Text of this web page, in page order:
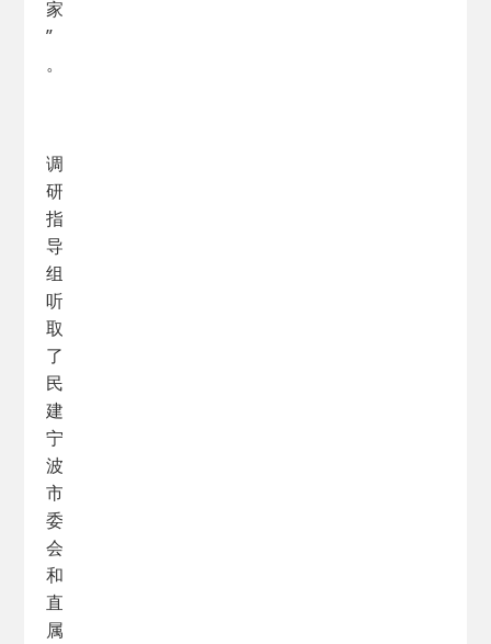
家
”
。
调
研
指
导
组
听
取
了
民
建
宁
波
市
委
会
和
直
属